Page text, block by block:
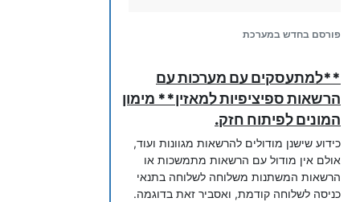
מבקשת ממנו להקיש זיהוי כניסה (מחליפים
מקש אחר יודיע "בשלוחה זו עדיין אין
השמעות" ומכיוון שמורידים את זה אזי מיד
הוא יעבור לשלוחה מעל)). מורידים את
ההודעות המיותרות כמו "אין לך גישה
לתיקייה זו" ו "בשלוחה זו עדיין אין השמעות",
ומי שאינו רשום ברשימה הלבנה חוזר מיד
לשלוחה כאילו אין כלום.
על עדכונים וכו' ולייחד זיהוי יחודי לכל שלוחה
ושלוחה וכו'
פורסם בחדש במערכת
**למתעסקים עם מערכות עם
הרשאות ספיציפיות למאזין** מימון
המונים לפיתוח חזק.
כידוע שישנן מודולים להרשאות מגוונות ועוד,
אולם אין מודול עם הרשאות מתמשכות או
הרשאות המשתנות משלוחה לשלוחה בתנאי
כניסה לשלוחה קודמת, ואסביר זאת בדוגמה.